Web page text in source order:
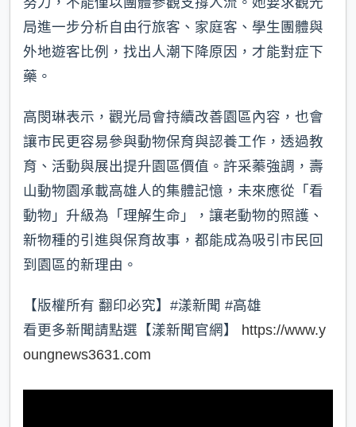
局進一步分析自由行旅客、家庭客、學生團體與
外地遊客比例，找出人潮下降原因，才能對症下
藥。
高閔琳表示，觀光局會持續改善園區內容，也會
讓市民更容易參與動物保育與認養工作，透過教
育、活動與展出提升園區價值。許采蓁強調，壽
山動物園承載高雄人的集體記憶，未來應從「看
動物」升級為「理解生命」，讓老動物的照護、
新物種的引進與保育故事，都能成為吸引市民回
到園區的新理由。
【版權所有 翻印必究】#漾新聞 #高雄
看更多新聞請點選【漾新聞官網】 https://www.y
oungnews3631.com